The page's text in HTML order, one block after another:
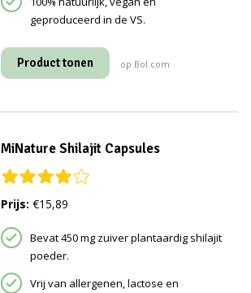
geproduceerd in de VS.
Product tonen op Bol.com
MiNature Shilajit Capsules
Prijs: €15,89
Bevat 450 mg zuiver plantaardig shilajit
poeder.
Vrij van allergenen, lactose en